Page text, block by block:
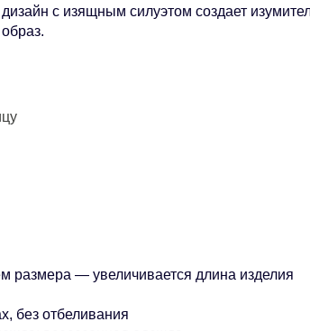
дизайн с изящным силуэтом создает
образ.
размера — увеличивается длина изделия
без отбеливания